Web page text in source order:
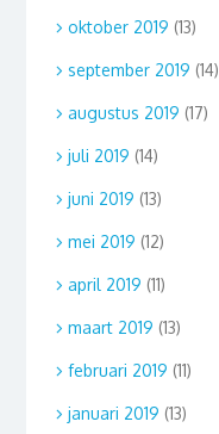
oktober 2019 (13)
september 2019 (14)
augustus 2019 (17)
juli 2019 (14)
juni 2019 (13)
mei 2019 (12)
april 2019 (11)
maart 2019 (13)
februari 2019 (11)
januari 2019 (13)